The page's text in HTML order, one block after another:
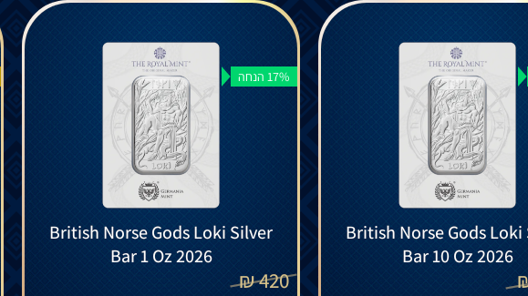
British Norse Gods Loki
Bar 10 Oz 2026
17% הנחה
British Norse Gods Loki Silver
Bar 1 Oz 2026
420
₪